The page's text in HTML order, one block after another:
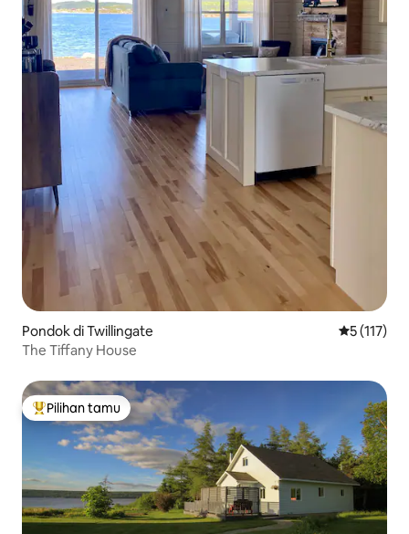
Pondok di Twillingate Nilai rata-
5 (117)
The Tiffany House
Pilihan tamu terpopuler
Pilihan tamu